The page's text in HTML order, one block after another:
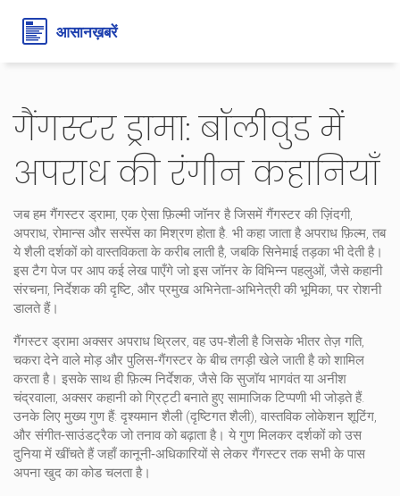
गैंगस्टर ड्रामा: बॉलीवुड में
अपराध की रंगीन कहानियाँ
जब हम गैंगस्टर ड्रामा, एक ऐसा फ़िल्मी जॉनर है जिसमें गैंगस्टर की ज़िंदगी,
अपराध, रोमान्स और सस्पेंस का मिश्रण होता है. भी कहा जाता हैअपराध फ़िल्म, तब
ये शैली दर्शकों को वास्तविकता के करीब लाती है, जबकि सिनेमाई तड़का भी देती है।
इस टैग पेज पर आप कई लेख पाएँगे जो इस जॉनर के विभिन्न पहलुओं, जैसे कहानी
संरचना, निर्देशक की दृष्टि, और प्रमुख अभिनेता‑अभिनेत्री की भूमिका, पर रोशनी
डालते हैं।
गैंगस्टर ड्रामा अक्सर अपराध थ्रिलर, वह उप‑शैली है जिसके भीतर तेज़ गति,
चकरा देने वाले मोड़ और पुलिस‑गैंगस्टर के बीच तगड़ी खेले जाती हैको शामिल
करता है। इसके साथ हीफ़िल्म निर्देशक, जैसे कि सुजॉय भागवंत या अनीश
चंद्रवाला, अक्सर कहानी को ग्रिट्टी बनाते हुए सामाजिक टिप्पणी भी जोड़ते हैं.
उनके लिए मुख्य गुण हैं: दृश्यमान शैली (दृष्टिगत शैली), वास्तविक लोकेशन शूटिंग,
और संगीत‑साउंडट्रैक जो तनाव को बढ़ाता है। ये गुण मिलकर दर्शकों को उस
दुनिया में खींचते हैं जहाँ कानूनी‑अधिकारियों से लेकर गैंगस्टर तक सभी के पास
अपना खुद का कोड चलता है।